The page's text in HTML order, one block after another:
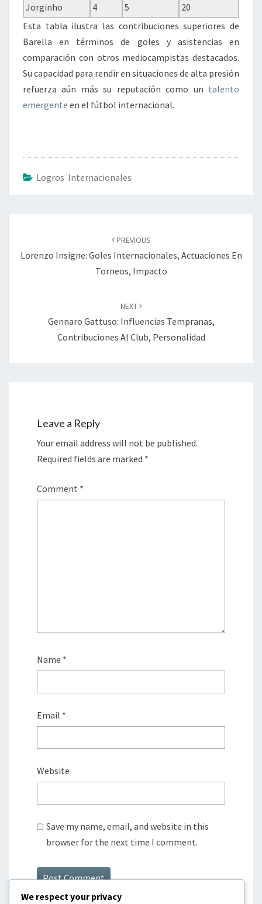
Jorginho
4 5
20
Esta tabla ilustra las contribuciones superiores de
Barella en términos de goles y asistencias en
comparación con otros mediocampistas destacados.
Su capacidad para rendir en situaciones de alta presión
refuerza aún más su reputación como un talento
emergente en el fútbol internacional.
Logros Internacionales
PREVIOUS
Lorenzo Insigne: Goles Internacionales, Actuaciones En
Torneos, Impacto
NEXT
Gennaro Gattuso: Influencias Tempranas,
Contribuciones Al Club, Personalidad
Leave a Reply
Your email address will not be published.
Required fields are marked *
Comment *
Name *
Email *
Website
Save my name, email, and website in this
browser for the next time I comment.
We respect your privacy